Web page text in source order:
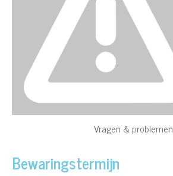
Vragen & problemen
Bewaringstermijn